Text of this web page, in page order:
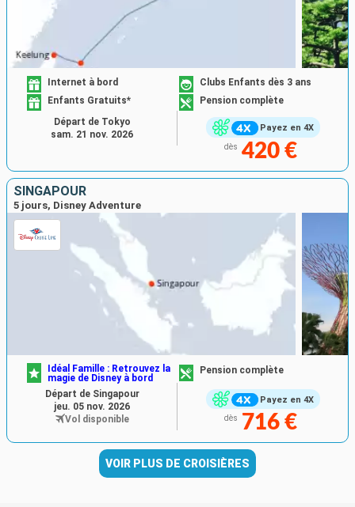
Payez en 4X
Internet à bord
Clubs Enfants dès 3 ans
Enfants Gratuits*
Pension complète
dès 420 €
Départ de Tokyo
sam. 21 nov. 2026
SINGAPOUR
5 jours, Disney Adventure
Payez en 4X
Idéal Famille : Retrouvez la
magie de Disney à bord
Pension complète
dès 716 €
Départ de Singapour
jeu. 05 nov. 2026
Vol disponible
VOIR PLUS DE CROISIÈRES